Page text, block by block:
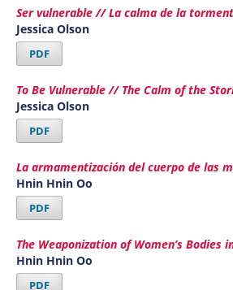
Ser vulnerable // La calma de la
Jessica Olson
PDF
To Be Vulnerable // The Calm of the
Jessica Olson
PDF
La armamentización del cuerpo de las
Hnin Hnin Oo
PDF
The Weaponization of Women’s Bodies
Hnin Hnin Oo
PDF